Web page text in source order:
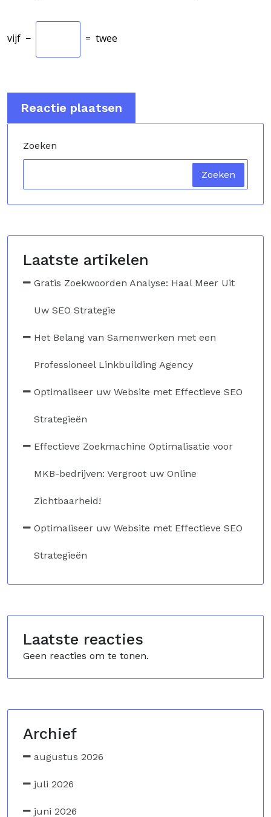
vijf − = twee
Zoeken
Zoeken
Laatste artikelen
Gratis Zoekwoorden Analyse: Haal Meer Uit
Uw SEO Strategie
Het Belang van Samenwerken met een
Professioneel Linkbuilding Agency
Optimaliseer uw Website met Effectieve SEO
Strategieën
Effectieve Zoekmachine Optimalisatie voor
MKB-bedrijven: Vergroot uw Online
Zichtbaarheid!
Optimaliseer uw Website met Effectieve SEO
Strategieën
Laatste reacties
Geen reacties om te tonen.
Archief
augustus 2026
juli 2026
juni 2026